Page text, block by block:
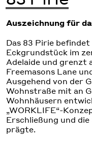
Auszeichnung für
Das 83 Pirie
Eckgrundstück im
Adelaide und grenzt
Freemasons Lane
Ausgehend von der
Wohnstraße mit an
Wohnhäusern
„WORKLIFE“-
Erschließung und
prägte.